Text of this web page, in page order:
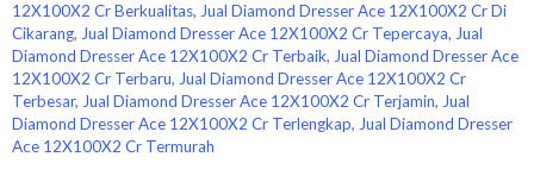
12X100X2 Cr Berkualitas, Jual Diamond Dresser Ace 12X100X2 Cr Di
Cikarang, Jual Diamond Dresser Ace 12X100X2 Cr Tepercaya, Jual
Diamond Dresser Ace 12X100X2 Cr Terbaik, Jual Diamond Dresser Ace
12X100X2 Cr Terbaru, Jual Diamond Dresser Ace 12X100X2 Cr
Terbesar, Jual Diamond Dresser Ace 12X100X2 Cr Terjamin, Jual
Diamond Dresser Ace 12X100X2 Cr Terlengkap, Jual Diamond Dresser
Ace 12X100X2 Cr Termurah